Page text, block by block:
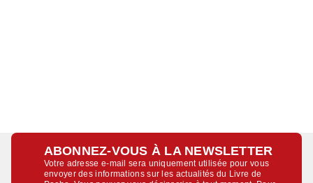
ABONNEZ-VOUS À LA NEWSLETTER
Votre adresse e-mail sera uniquement utilisée pour vous
envoyer des informations sur les actualités du Livre de